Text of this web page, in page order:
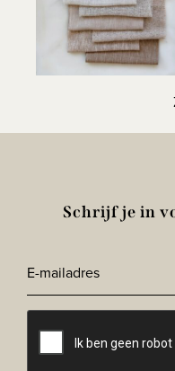
Schrijf je in
E-
mailadres*